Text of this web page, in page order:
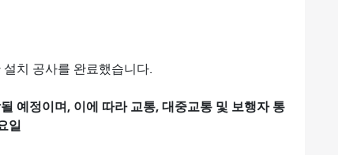
치 공사를 완료했습니다.
예정이며, 이에 따라 교통, 대중교통 및 보행자 통
일